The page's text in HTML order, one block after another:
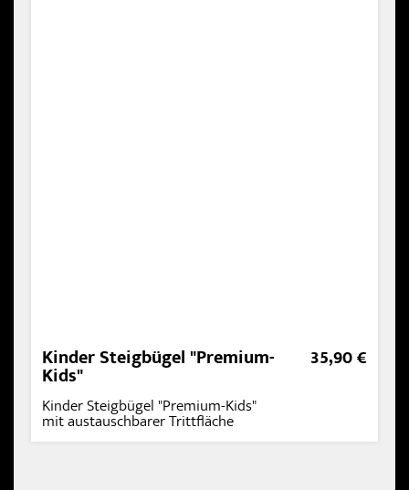
Kinder Steigbügel "Premium-
Kids"
Kinder Steigbügel "Premium-Kids"
mit austauschbarer Trittfläche
35,90 €